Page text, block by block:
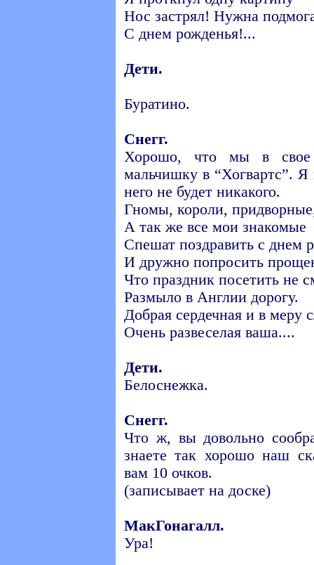
Нос застрял! Нужна
С днем рожденья!...
Дети.
Буратино.
Снегг.
Хорошо, что мы в свое
мальчишку в “Хогвартс”. Я
него не будет никакого.
Гномы, короли,
А так же все мои знакомые
Спешат поздравить с днем
И дружно попросить
Что праздник посетить не
Размыло в Англии дорогу.
Добрая сердечная и в меру
Очень развеселая ваша....
Дети.
Белоснежка.
Снегг.
Что ж, вы довольно
знаете так хорошо наш
вам 10 очков.
(записывает на доске)
МакГонагалл.
Ура!